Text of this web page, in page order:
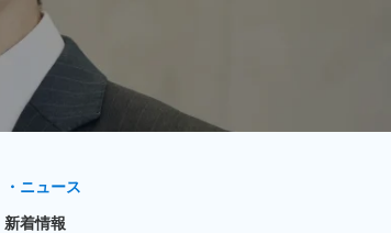
・ニュース
新着情報